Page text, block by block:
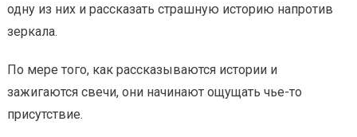
одну из них и рассказать страшную историю напротив
зеркала.
По мере того, как рассказываются истории и
зажигаются свечи, они начинают ощущать чье-то
присутствие.